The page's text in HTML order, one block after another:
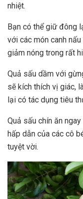
nhiệt.
Bạn có thể giữ đông
với các món canh
giảm nóng trong rất
Quả sấu dầm với
sẽ kích thích vị giác,
lại có tác dụng tiêu
Quả sấu chín ăn
hấp dẫn của các cô
tuyệt vời.